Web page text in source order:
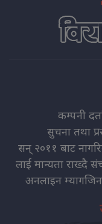
कम्पनी
सुचना तथा
सन् २०११ बाट
लाई मान्यता राख्दै
अनलाइन